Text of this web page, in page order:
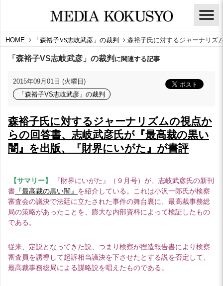
HOME 「森裕子VS志岐武彦」の裁判 森裕子氏に対するジャーナリズ
「森裕子VS志岐武彦」の裁判 に関連する記事
2015年09月01日 (火曜日)
「森裕子VS志岐武彦」の裁判
森裕子氏に対するジャーナリズムの視点か
らの回答書、志岐武彦氏が『最高裁の黒い
闇』を出版、『財界にいがた』が書評
【サマリー】
『財界にいがた』（９月号）が、志岐武彦氏の新刊
書 『最高裁の黒い闇』 を紹介している。これは小沢一郎氏が検察
審査会の議決で法廷に立たされた事件の舞台裏に、最高裁事務総
局の策略があったことを、膨大な内部資料によって検証したもの
である。
従来、定説となってきた説、つまり検察が捏造報告書により検察
審査員を誘導して起訴相当議決を下させたとする説を否定して、
最高裁事務総局による謀略説を唱えたものである。